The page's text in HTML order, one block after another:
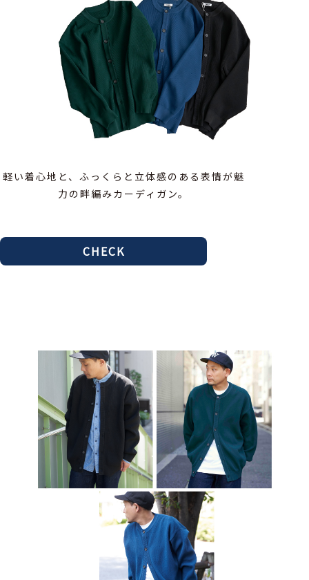
軽い着心地と、ふっくらと立体感のある表情が魅
力の畔編みカーディガン。
CHECK